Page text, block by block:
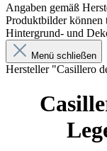
Angaben gemäß
Produktbilder können
Hintergrund- und
Menü schließen
Hersteller "Casillero